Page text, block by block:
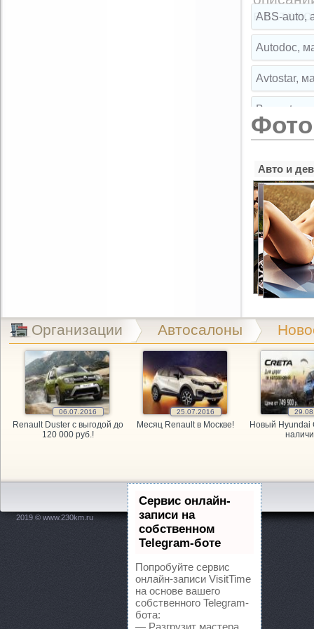
ABS-auto,
Autodoc,
Avtostar,
Broparts,
Broparts,
Buksir,
Cartuning,
EMEX,
Exist.ru,
Exist.ru,
GARAGE,
GARAGE,
GARAGE,
KITAY-
Maxdrive,
OPEL,
PitStop,
Plusavto,
в
Авто и
Организации Автосалоны
06.07.2016
Renault Duster с выгодой до
120 000 руб.!
25.07.2016
Месяц Renault в Москве!
Сервис онлайн-
записи на
собственном
Telegram-боте
Попробуйте сервис
онлайн-записи VisitTime
на основе вашего
собственного Telegram-
бота:
— Разгрузит мастера,
Новый Hyundai
2019 © www.230km.ru